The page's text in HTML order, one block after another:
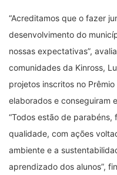
“Acreditamos que o fazer
desenvolvimento do
nossas expectativas”,
comunidades da Kinross,
projetos inscritos no
elaborados e conseguiram
“Todos estão de parabéns,
qualidade, com ações
ambiente e a
aprendizado dos alunos”,